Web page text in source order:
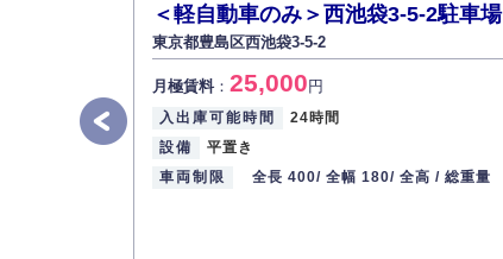
＜軽自動車のみ＞西池袋3-5-2駐車場
東京都豊島区西池袋3-5-2
月極賃料： 25,000円
入出庫可能時間
24時間
設備
平置き
車両制限
全長 400/ 全幅 180/ 全高 / 総重量